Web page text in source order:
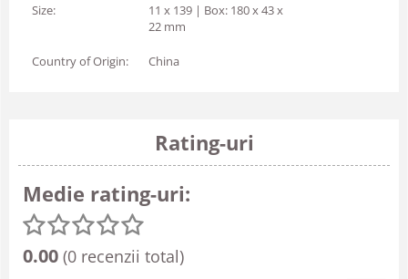
Size:
11 x 139 | Box: 180 x 43 x
22 mm
Country of Origin: China
Rating-uri
Medie rating-uri:
0.00 (0 recenzii total)